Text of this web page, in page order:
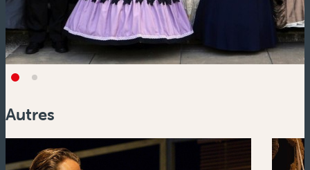
Autres